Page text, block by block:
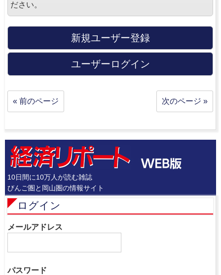
ださい。
新規ユーザー登録
ユーザーログイン
« 前のページ 次のページ »
10日間に10万人が読む雑誌
びんご圏と岡山圏の情報サイト
ログイン
メールアドレス
パスワード